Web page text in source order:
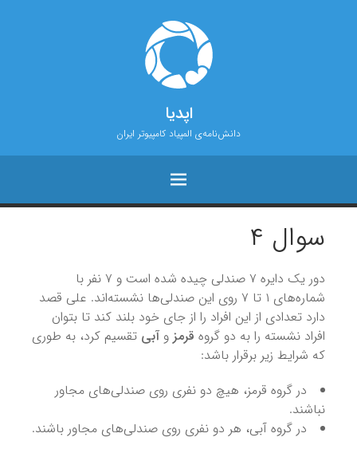
اپدیا
دانش‌نامه‌ی المپیاد کامپیوتر ایران
سوال ۴
دور یک دایره ۷ صندلی چیده شده است و ۷ نفر با
شماره‌های ۱ تا ۷ روی این صندلی‌ها نشسته‌اند. علی قصد
دارد تعدادی از این افراد را از جای خود بلند کند تا بتوان
افراد نشسته را به دو گروه قرمز و آبی تقسیم کرد، به‌ طوری‌
که شرایط زیر برقرار باشد:
در گروه قرمز، هیچ دو نفری روی صندلی‌های مجاور
نباشند.
در گروه آبی، هر دو نفری روی صندلی‌های مجاور باشند.